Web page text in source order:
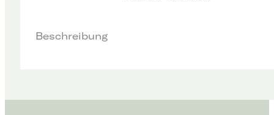
Beschreibung